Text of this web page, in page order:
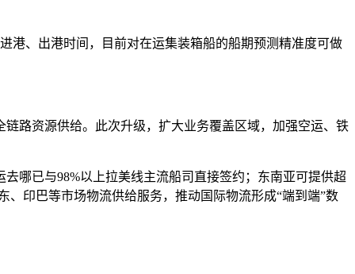
港、出港时间，目前对在运集装箱船的船期预测精准度可做
路资源供给。此次升级，扩大业务覆盖区域，加强空运、铁
哪已与98%以上拉美线主流船司直接签约；东南亚可提供超
印巴等市场物流供给服务，推动国际物流形成“端到端”数